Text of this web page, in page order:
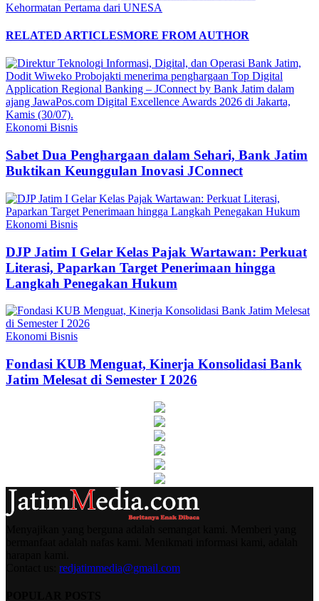
Kehormatan Pertama dari UNESA
RELATED ARTICLESMORE FROM AUTHOR
Ekonomi Bisnis
Sabet Dua Penghargaan dalam Sehari, Bank Jatim
Buktikan Keunggulan Inovasi JConnect
Ekonomi Bisnis
DJP Jatim I Gelar Kelas Pajak Wartawan: Perkuat
Literasi, Paparkan Target Penerimaan hingga
Langkah Penegakan Hukum
Ekonomi Bisnis
Fondasi KUB Menguat, Kinerja Konsolidasi Bank
Jatim Melesat di Semester I 2026
redjatimmedia@gmail.com